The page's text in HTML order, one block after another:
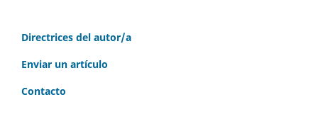
Directrices del autor/a
Enviar un artículo
Contacto